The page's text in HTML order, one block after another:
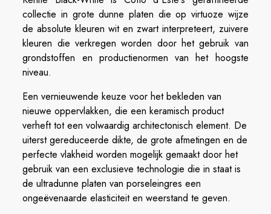
collectie in grote dunne platen die op virtuoze wijze
de absolute kleuren wit en zwart interpreteert, zuivere
kleuren die verkregen worden door het gebruik van
grondstoffen en productienormen van het hoogste
niveau.
Een vernieuwende keuze voor het bekleden van
nieuwe oppervlakken, die een keramisch product
verheft tot een volwaardig architectonisch element. De
uiterst gereduceerde dikte, de grote afmetingen en de
perfecte vlakheid worden mogelijk gemaakt door het
gebruik van een exclusieve technologie die in staat is
de ultradunne platen van porseleingres een
ongeëvenaarde elasticiteit en weerstand te geven.